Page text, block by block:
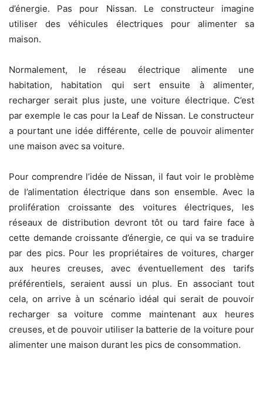
d’énergie. Pas pour Nissan. Le constructeur imagine
utiliser des véhicules électriques pour alimenter sa
maison.
Normalement, le réseau électrique alimente une
habitation, habitation qui sert ensuite à alimenter,
recharger serait plus juste, une voiture électrique. C’est
par exemple le cas pour la Leaf de Nissan. Le constructeur
a pourtant une idée différente, celle de pouvoir alimenter
une maison avec sa voiture.
Pour comprendre l’idée de Nissan, il faut voir le problème
de l’alimentation électrique dans son ensemble. Avec la
prolifération croissante des voitures électriques, les
réseaux de distribution devront tôt ou tard faire face à
cette demande croissante d’énergie, ce qui va se traduire
par des pics. Pour les propriétaires de voitures, charger
aux heures creuses, avec éventuellement des tarifs
préférentiels, seraient aussi un plus. En associant tout
cela, on arrive à un scénario idéal qui serait de pouvoir
recharger sa voiture comme maintenant aux heures
creuses, et de pouvoir utiliser la batterie de la voiture pour
alimenter une maison durant les pics de consommation.